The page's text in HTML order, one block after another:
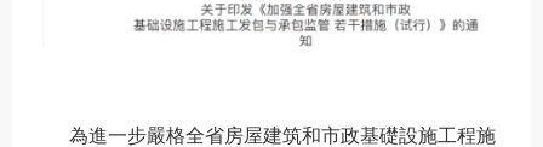
為進一步嚴格全省房屋建筑和市政基礎設施工程施